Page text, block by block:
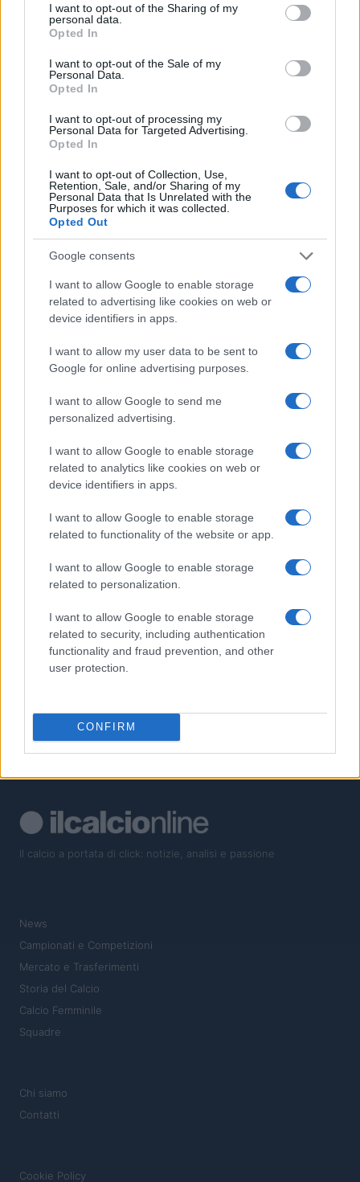
not limited to your visit or usage behaviour. You may click to
grant or deny consent to Google and its third-party tags to
use your data for below specified purposes in below Google
consent section.
I want to opt-out of the Sharing of my
personal data.
Opted In
I want to opt-out of the Sale of my
Personal Data.
Opted In
I want to opt-out of processing my
Personal Data for Targeted Advertising.
Opted In
I want to opt-out of Collection, Use,
Retention, Sale, and/or Sharing of my
Personal Data that Is Unrelated with the
Purposes for which it was collected.
Opted Out
Google consents
I want to allow Google to enable storage
related to advertising like cookies on web or
device identifiers in apps.
I want to allow my user data to be sent to
Google for online advertising purposes.
I want to allow Google to send me
personalized advertising.
I want to allow Google to enable storage
related to analytics like cookies on web or
device identifiers in apps.
I want to allow Google to enable storage
related to functionality of the website or app.
I want to allow Google to enable storage
related to personalization.
I want to allow Google to enable storage
related to security, including authentication
functionality and fraud prevention, and other
user protection.
CONFIRM
Regole e norme del campionato di calciobalilla CSI Bergamo:
tutto ciò che devi sapere
CAMPIONATI E COMPETIZIONI
Calcio dilettantistico Emilia-Romagna: pubblicati i calendari
Francesca Lombardi · 8 Ago 2026
PIÙ LETTI
Liverpool vs Monaco: la sfida di Victor Munoz e le novità di
mercato
tutto ciò che devi sapere
dei campionati giovanili
Giorgia Meloni ricorda la tragedia di Marcinelle e avverte
sull’immigrazione clandestina
Il calcio a portata di click: notizie, analisi e passione
News
Campionati e Competizioni
Mercato e Trasferimenti
Storia del Calcio
Calcio Femminile
Squadre
Chi siamo
Contatti
Cookie Policy